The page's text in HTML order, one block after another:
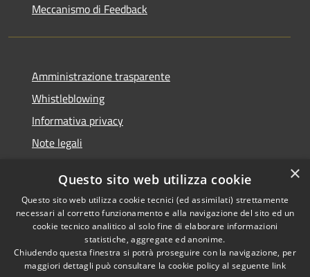
Meccanismo di Feedback
Amministrazione trasparente
Whistleblowing
Informativa privacy
Note legali
Segnalazioni di inaccessibilità
RSS
Accessibilità
Copyright © 2026 • Comune di
Finale Ligure • Powered by
×
Questo sito web utilizza cookie
Questo sito web utilizza cookie tecnici (ed assimilati) strettamente
necessari al corretto funzionamento e alla navigazione del sito ed un
cookie tecnico analitico al solo fine di elaborare informazioni
statistiche, aggregate ed anonime.
Chiudendo questa finestra si potrà proseguire con la navigazione, per
maggiori dettagli può consultare la cookie policy al seguente link